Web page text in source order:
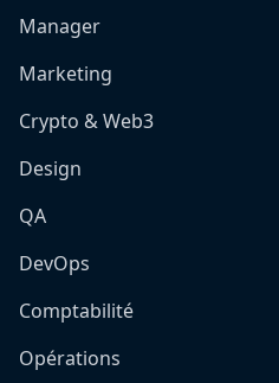
Manager
Marketing
Crypto & Web3
Design
QA
DevOps
Comptabilité
Opérations